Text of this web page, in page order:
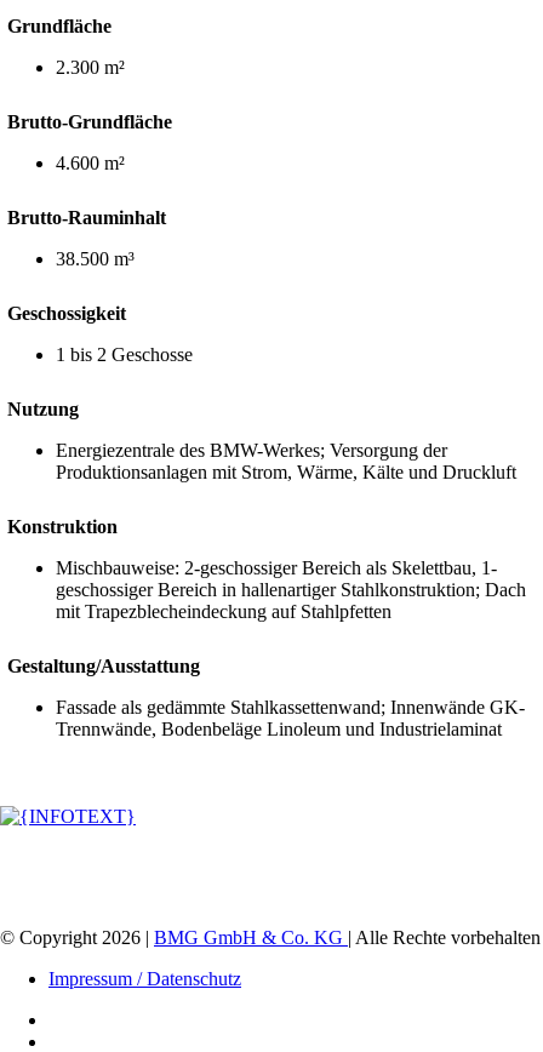
Grundfläche
2.300 m²
Brutto-Grundfläche
4.600 m²
Brutto-Rauminhalt
38.500 m³
Geschossigkeit
1 bis 2 Geschosse
Nutzung
Energiezentrale des BMW-Werkes; Versorgung der
Produktionsanlagen mit Strom, Wärme, Kälte und Druckluft
Konstruktion
Mischbauweise: 2-geschossiger Bereich als Skelettbau, 1-
geschossiger Bereich in hallenartiger Stahlkonstruktion; Dach
mit Trapezblecheindeckung auf Stahlpfetten
Gestaltung/Ausstattung
Fassade als gedämmte Stahlkassettenwand; Innenwände GK-
Trennwände, Bodenbeläge Linoleum und Industrielaminat
© Copyright 2026 | BMG GmbH & Co. KG | Alle Rechte vorbehalten
Impressum / Datenschutz